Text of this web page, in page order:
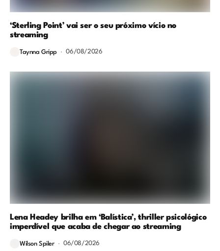
‘Sterling Point’ vai ser o seu próximo vício no
streaming
Taynna Gripp 06/08/2026
Lena Headey brilha em ‘Balística’, thriller psicológico
imperdível que acaba de chegar ao streaming
Wilson Spiler 06/08/2026